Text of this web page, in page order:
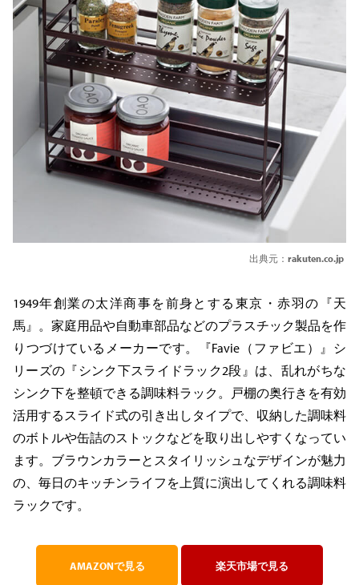
出典元： rakuten.co.jp
1949年創業の太洋商事を前身とする東京・赤羽の『天
馬』。家庭用品や自動車部品などのプラスチック製品を作
りつづけているメーカーです。『Favie（ファビエ）』シ
リーズの『シンク下スライドラック2段』は、乱れがちな
シンク下を整頓できる調味料ラック。戸棚の奥行きを有効
活用するスライド式の引き出しタイプで、収納した調味料
のボトルや缶詰のストックなどを取り出しやすくなってい
ます。ブラウンカラーとスタイリッシュなデザインが魅力
の、毎日のキッチンライフを上質に演出してくれる調味料
ラックです。
AMAZONで見る 楽天市場で見る